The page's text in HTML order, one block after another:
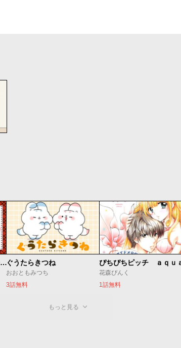
しゅごキャラ！ ジュエルジョーカーぐうたらきつね
おおともみつち
3話無料
ぴちぴちピッチ ａｑｕ
花森ぴんく
1話無料
もっと見る